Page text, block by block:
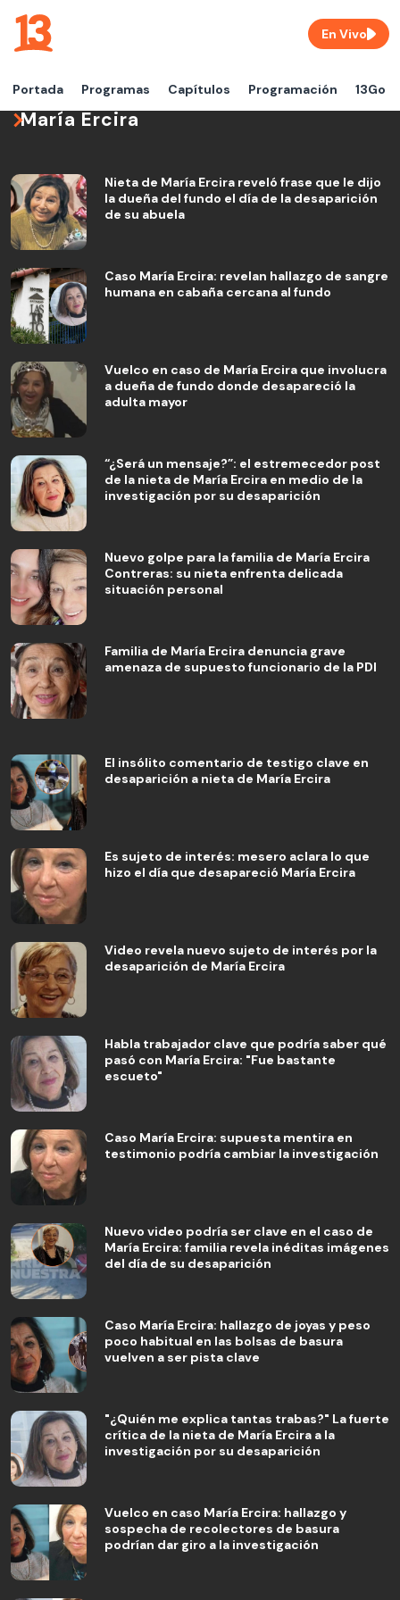
Portada Programas Capítulos Programación 13Go
En Vivo
María Ercira
Nieta de María Ercira reveló frase que le dijo
la dueña del fundo el día de la desaparición
de su abuela
Caso María Ercira: revelan hallazgo de sangre
humana en cabaña cercana al fundo
Vuelco en caso de María Ercira que involucra
a dueña de fundo donde desapareció la
adulta mayor
“¿Será un mensaje?”: el estremecedor post
de la nieta de María Ercira en medio de la
investigación por su desaparición
Nuevo golpe para la familia de María Ercira
Contreras: su nieta enfrenta delicada
situación personal
Familia de María Ercira denuncia grave
amenaza de supuesto funcionario de la PDI
El insólito comentario de testigo clave en
desaparición a nieta de María Ercira
Es sujeto de interés: mesero aclara lo que
hizo el día que desapareció María Ercira
Video revela nuevo sujeto de interés por la
desaparición de María Ercira
Habla trabajador clave que podría saber qué
pasó con María Ercira: "Fue bastante
escueto"
Caso María Ercira: supuesta mentira en
testimonio podría cambiar la investigación
Nuevo video podría ser clave en el caso de
María Ercira: familia revela inéditas imágenes
del día de su desaparición
Caso María Ercira: hallazgo de joyas y peso
poco habitual en las bolsas de basura
vuelven a ser pista clave
"¿Quién me explica tantas trabas?" La fuerte
crítica de la nieta de María Ercira a la
investigación por su desaparición
Vuelco en caso María Ercira: hallazgo y
sospecha de recolectores de basura
podrían dar giro a la investigación